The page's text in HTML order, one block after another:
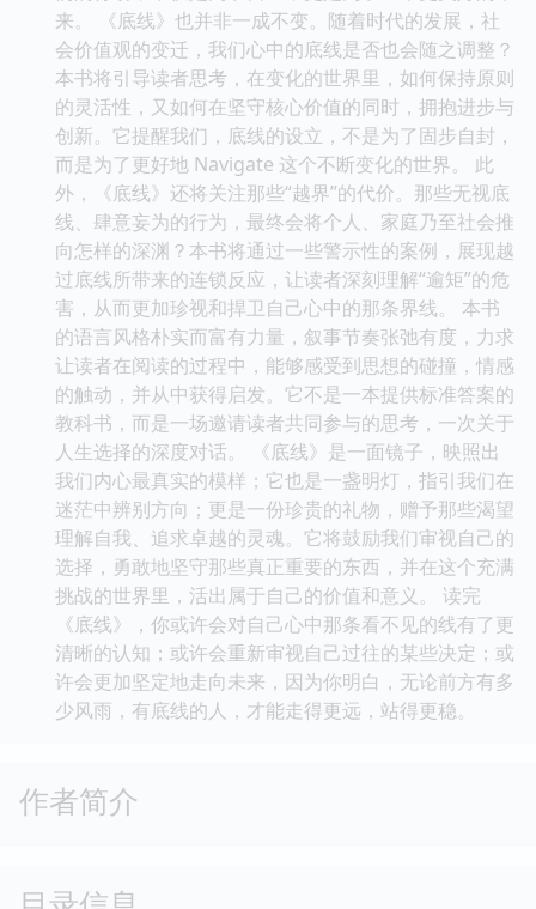
来。 《底线》也并非一成不变。随着时代的发展，社
会价值观的变迁，我们心中的底线是否也会随之调整？
本书将引导读者思考，在变化的世界里，如何保持原则
的灵活性，又如何在坚守核心价值的同时，拥抱进步与
创新。它提醒我们，底线的设立，不是为了固步自封，
而是为了更好地 Navigate 这个不断变化的世界。 此
外，《底线》还将关注那些“越界”的代价。那些无视底
线、肆意妄为的行为，最终会将个人、家庭乃至社会推
向怎样的深渊？本书将通过一些警示性的案例，展现越
过底线所带来的连锁反应，让读者深刻理解“逾矩”的危
害，从而更加珍视和捍卫自己心中的那条界线。 本书
的语言风格朴实而富有力量，叙事节奏张弛有度，力求
让读者在阅读的过程中，能够感受到思想的碰撞，情感
的触动，并从中获得启发。它不是一本提供标准答案的
教科书，而是一场邀请读者共同参与的思考，一次关于
人生选择的深度对话。 《底线》是一面镜子，映照出
我们内心最真实的模样；它也是一盏明灯，指引我们在
迷茫中辨别方向；更是一份珍贵的礼物，赠予那些渴望
理解自我、追求卓越的灵魂。它将鼓励我们审视自己的
选择，勇敢地坚守那些真正重要的东西，并在这个充满
挑战的世界里，活出属于自己的价值和意义。 读完
《底线》，你或许会对自己心中那条看不见的线有了更
清晰的认知；或许会重新审视自己过往的某些决定；或
许会更加坚定地走向未来，因为你明白，无论前方有多
少风雨，有底线的人，才能走得更远，站得更稳。
作者简介